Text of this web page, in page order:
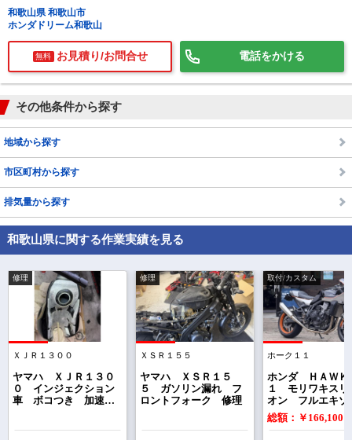
和歌山県 和歌山市
ホンダドリーム和歌山
無料 お見積り/お問合せ 電話をかける
その他条件から探す
地域から探す
市区町村から探す
排気量から探す
和歌山県に関する作業実績を見る
修理
ＸＪＲ１３００
ヤマハ ＸＪＲ１３０
０ インジェクション
車 ボコつき 加速不
修理
ＸＳＲ１５５
ヤマハ ＸＳＲ１５
５ ガソリン漏れ フ
ロントフォーク 修理
取付/カスタム
ホーク１１
ホンダ ＨＡＷＫ
１ モリワキスリ
オン フルエキゾ
トマフラー商品化
総額：￥166,100
相場をチェック！
車種選択するだけ、かんたん相場検索
まずはメーカーを選択する